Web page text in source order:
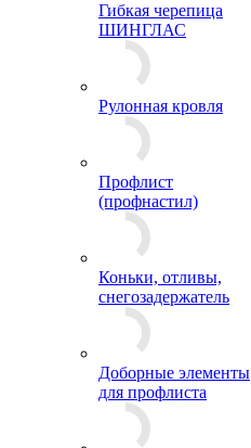
Гибкая черепица
ШИНГЛАС
Рулонная кровля
Профлист
(профнастил)
Коньки, отливы,
снегозадержатель
Доборные элементы
для профлиста